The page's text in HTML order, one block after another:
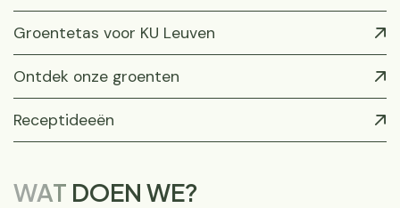
Groentetas voor KU Leuven
Ontdek onze groenten
Receptideeën
WAT DOEN WE?